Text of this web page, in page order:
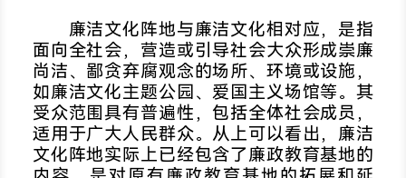
廉洁文化阵地与廉洁文化相对应，是指
面向全社会，营造或引导社会大众形成崇廉
尚洁、鄙贪弃腐观念的场所、环境或设施，
如廉洁文化主题公园、爱国主义场馆等。其
受众范围具有普遍性，包括全体社会成员，
适用于广大人民群众。从上可以看出，廉洁
文化阵地实际上已经包含了廉政教育基地的